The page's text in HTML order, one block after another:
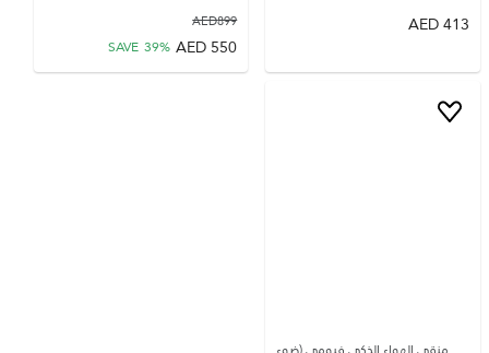
413
AED
899
AED
550
AED
SAVE 39%